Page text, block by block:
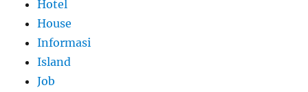
Hotel
House
Informasi
Island
Job